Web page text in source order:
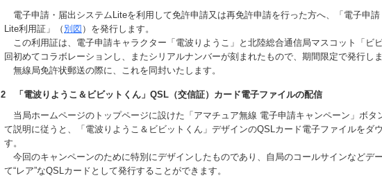
電子申請・届出システムLiteを利用して免許申請又は再免許申請を行った方へ、「電子申請
Lite利用証」（ 別図 ）を発行します。
この利用証は、電子申請キャラクター「電波りようこ」と北陸総合通信局マスコット「ビ
回初めてコラボレーションし、またシリアルナンバーが刻まれたもので、期間限定で発行しま
無線局免許状郵送の際に、これを同封いたします。
2 「電波りようこ＆ビビットくん」QSL（交信証）カード電子ファイルの配信
当局ホームページのトップページに設けた「アマチュア無線 電子申請キャンペーン」ボタ
て説明に従うと、「電波りようこ＆ビビットくん」デザインのQSLカード電子ファイルをダ
す。
今回のキャンペーンのために特別にデザインしたものであり、自局のコールサインなどデ
て“レア”なQSLカードとして発行することができます。